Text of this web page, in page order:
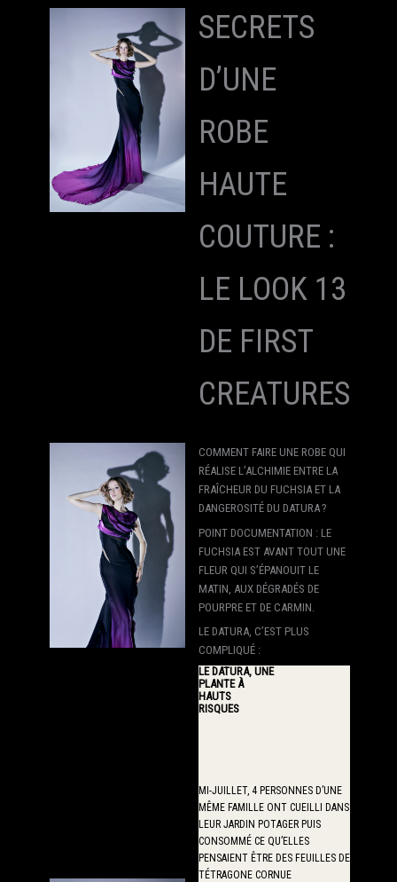
SECRETS
D’UNE
ROBE
HAUTE
COUTURE :
LE LOOK 13
DE FIRST
CREATURES
COMMENT FAIRE UNE ROBE QUI
RÉALISE L’ALCHIMIE ENTRE LA
FRAÎCHEUR DU FUCHSIA ET LA
DANGEROSITÉ DU DATURA ?
POINT DOCUMENTATION : LE
FUCHSIA EST AVANT TOUT UNE
FLEUR QUI S’ÉPANOUIT LE
MATIN, AUX DÉGRADÉS DE
POURPRE ET DE CARMIN.
LE DATURA, C’EST PLUS
COMPLIQUÉ :
LE DATURA, UNE
PLANTE À
HAUTS
RISQUES
MI-JUILLET, 4 PERSONNES D’UNE
MÊME FAMILLE ONT CUEILLI DANS
LEUR JARDIN POTAGER PUIS
CONSOMMÉ CE QU’ELLES
PENSAIENT ÊTRE DES FEUILLES DE
TÉTRAGONE CORNUE